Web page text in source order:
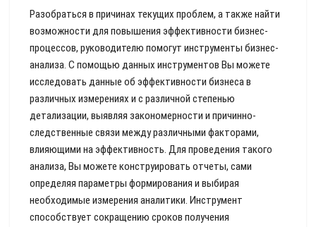
Разобраться в причинах текущих проблем, а также найти
возможности для повышения эффективности бизнес-
процессов, руководителю помогут инструменты бизнес-
анализа. С помощью данных инструментов Вы можете
исследовать данные об эффективности бизнеса в
различных измерениях и с различной степенью
детализации, выявляя закономерности и причинно-
следственные связи между различными факторами,
влияющими на эффективность. Для проведения такого
анализа, Вы можете конструировать отчеты, сами
определяя параметры формирования и выбирая
необходимые измерения аналитики. Инструмент
способствует сокращению сроков получения